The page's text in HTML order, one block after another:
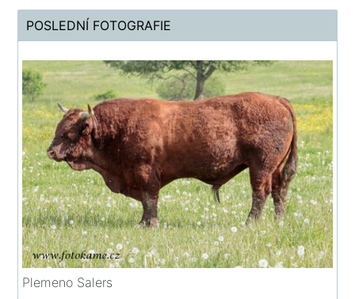
POSLEDNÍ FOTOGRAFIE
Plemeno Salers